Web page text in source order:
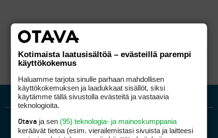
Kotimaista laatusisältöä – evästeillä parempi
käyttökokemus
Haluamme tarjota sinulle parhaan mahdollisen
käyttökokemuksen ja laadukkaat sisällöt, siksi
käytämme tällä sivustolla evästeitä ja vastaavia
teknologioita.
Otava ja sen (95) teknologia- ja mainoskumppania
keräävät tietoa (esim. vierailemis­tasi sivuista ja laitteesi